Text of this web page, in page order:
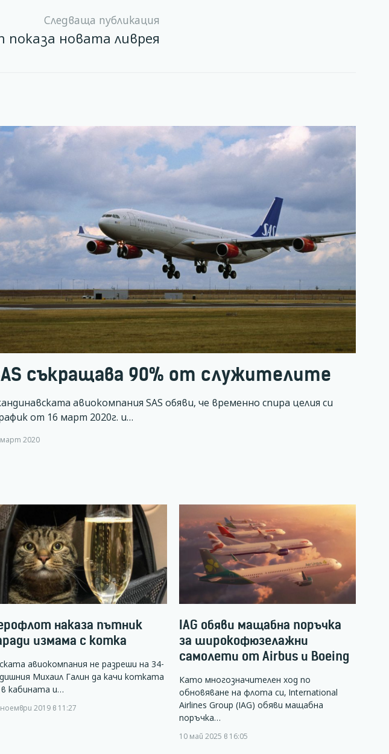
Следваща публикация
показа новата ливрея
съкращава 90% от служителите
авиокомпания SAS обяви, че временно спира целия си
от 16 март 2020г. и…
2020
наказа пътник
измама с котка
авиокомпания не разреши на 34-
Михаил Галин да качи котката
в кабината и…
2019 в 11:27
IAG обяви мащабна поръчка
за широкофюзелажни
самолети от Airbus и Boeing
Като многозначителен ход по
обновяване на флота си, International
Airlines Group (IAG) обяви мащабна
поръчка…
10 май 2025 в 16:05